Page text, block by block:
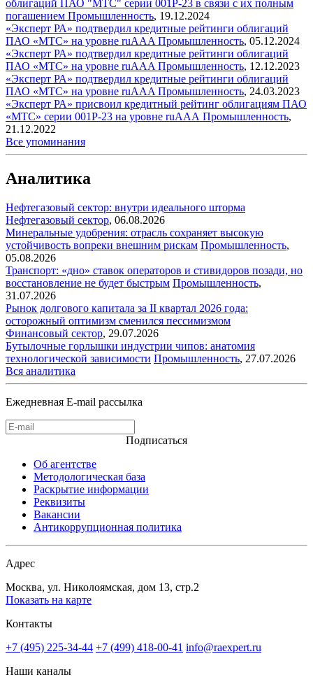
облигаций ПАО "МТС" серии 001Р-23 в связи с их полным
погашением Промышленность, 19.12.2024
«Эксперт РА» подтвердил кредитные рейтинги облигаций
ПАО «МТС» на уровне ruAAA Промышленность, 05.12.2024
«Эксперт РА» подтвердил кредитные рейтинги облигаций
ПАО «МТС» на уровне ruAAA Промышленность, 12.12.2023
«Эксперт РА» подтвердил кредитные рейтинги облигаций
ПАО «МТС» на уровне ruAAA Промышленность, 24.03.2023
«Эксперт РА» присвоил кредитный рейтинг облигациям ПАО
«МТС» серии 001Р-23 на уровне ruAAА Промышленность,
21.12.2022
Все упоминания
Аналитика
Нефтегазовый сектор: внутри идеального шторма
Нефтегазовый сектор, 06.08.2026
Минеральные удобрения: отрасль сохраняет высокую
устойчивость вопреки внешним рискам Промышленность,
05.08.2026
Транспорт: «дно» ставок операторов и стивидоров позади, но
восстановление не будет быстрым Промышленность,
31.07.2026
Рынок долгового капитала за II квартал 2026 года:
осторожный оптимизм сменился пессимизмом
Финансовый сектор, 29.07.2026
Бутылочные горлышки индустрии чипов: анатомия
технологической зависимости Промышленность, 27.07.2026
Вся аналитика
Ежедневная E-mail рассылка
Подписаться
Об агентстве
Методологическая база
Раскрытие информации
Реквизиты
Вакансии
Антикоррупционная политика
Адрес
Москва, ул. Николоямская, дом 13, стр.2
Показать на карте
Контакты
+7 (495) 225-34-44 +7 (499) 418-00-41 info@raexpert.ru
Наши каналы